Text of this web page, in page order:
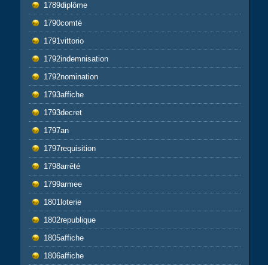
1789diplôme
1790comté
1791vittorio
1792indemnisation
1792nomination
1793affiche
1793decret
1797an
1797requisition
1798arrêté
1799armee
1801loterie
1802republique
1805affiche
1806affiche